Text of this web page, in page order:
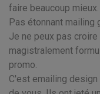
faire beaucoup mieux.
Pas étonnant mailing
Je ne peux pas
magistralement
promo.
C'est emailing